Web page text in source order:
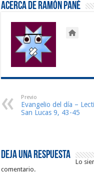
Acerca de Ramón Pané
Previo
Evangelio del día –
San Lucas 9, 43-45
Deja una respuesta
Lo
comentario.